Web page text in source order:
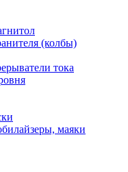
(колбы)
тока
маяки